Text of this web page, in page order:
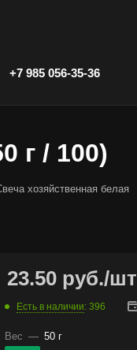
+7 985 056-35-36
г / 100)
хозяйственная белая
23.50 руб./шт
Есть в наличии: 396
Вес — 50 г